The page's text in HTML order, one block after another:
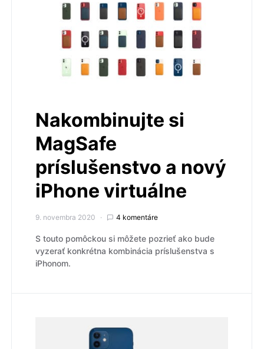
Nakombinujte si
MagSafe
príslušenstvo a nový
iPhone virtuálne
9. novembra 2020 4 komentáre
S touto pomôckou si môžete pozrieť ako bude
vyzerať konkrétna kombinácia príslušenstva s
iPhonom.